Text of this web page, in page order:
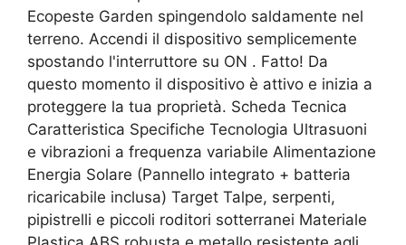
Ecopeste Garden spingendolo saldamente nel
terreno. Accendi il dispositivo semplicemente
spostando l'interruttore su ON . Fatto! Da
questo momento il dispositivo è attivo e inizia a
proteggere la tua proprietà. Scheda Tecnica
Caratteristica Specifiche Tecnologia Ultrasuoni
e vibrazioni a frequenza variabile Alimentazione
Energia Solare (Pannello integrato + batteria
ricaricabile inclusa) Target Talpe, serpenti,
pipistrelli e piccoli roditori sotterranei Materiale